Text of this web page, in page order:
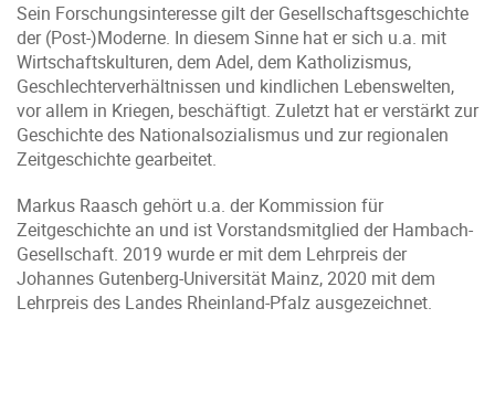
Sein Forschungsinteresse gilt der Gesellschaftsgeschichte
der (Post-)Moderne. In diesem Sinne hat er sich u.a. mit
Wirtschaftskulturen, dem Adel, dem Katholizismus,
Geschlechterverhältnissen und kindlichen Lebenswelten,
vor allem in Kriegen, beschäftigt. Zuletzt hat er verstärkt zur
Geschichte des Nationalsozialismus und zur regionalen
Zeitgeschichte gearbeitet.
Markus Raasch gehört u.a. der Kommission für
Zeitgeschichte an und ist Vorstandsmitglied der Hambach-
Gesellschaft. 2019 wurde er mit dem Lehrpreis der
Johannes Gutenberg-Universität Mainz, 2020 mit dem
Lehrpreis des Landes Rheinland-Pfalz ausgezeichnet.